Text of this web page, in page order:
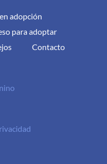
adopción
para adoptar
Contacto